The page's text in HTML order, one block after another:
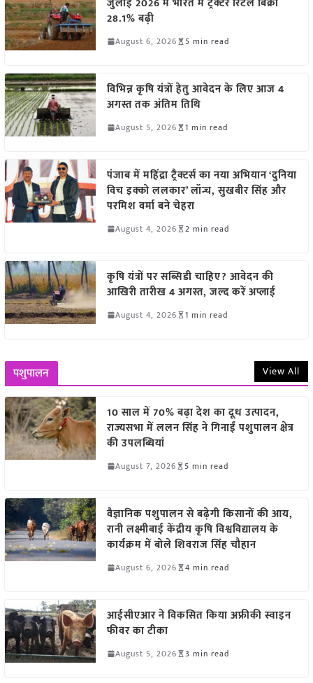
28.1% बढ़ी
August 6, 2026 5 min read
विभिन्न कृषि यंत्रों हेतु आवेदन के लिए आज 4
अगस्त तक अंतिम तिथि
August 5, 2026 1 min read
पंजाब में महिंद्रा ट्रैक्टर्स का नया अभियान ‘दुनिया
विच इक्को ललकार’ लॉन्च, सुखबीर सिंह और
परमिश वर्मा बने चेहरा
August 4, 2026 2 min read
कृषि यंत्रों पर सब्सिडी चाहिए? आवेदन की
आखिरी तारीख 4 अगस्त, जल्द करें अप्लाई
August 4, 2026 1 min read
पशुपालन View All
10 साल में 70% बढ़ा देश का दूध उत्पादन,
राज्यसभा में ललन सिंह ने गिनाईं पशुपालन क्षेत्र
की उपलब्धियां
August 7, 2026 5 min read
वैज्ञानिक पशुपालन से बढ़ेगी किसानों की आय,
रानी लक्ष्मीबाई केंद्रीय कृषि विश्वविद्यालय के
कार्यक्रम में बोले शिवराज सिंह चौहान
August 6, 2026 4 min read
आईसीएआर ने विकसित किया अफ्रीकी स्वाइन
फीवर का टीका
August 5, 2026 3 min read